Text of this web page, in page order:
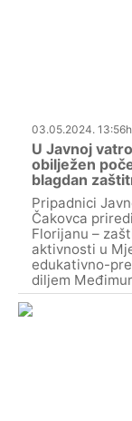
03.05.2024. 13:56h
U Javnoj
obilježen
blagdan
Pripadnici
Čakovca
Florijanu –
aktivnosti u
edukativno-
diljem